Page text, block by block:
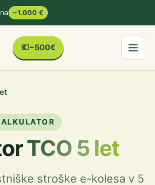
−1.000 €
💶−500€
TCO 5 let
stroške e-kolesa v 5